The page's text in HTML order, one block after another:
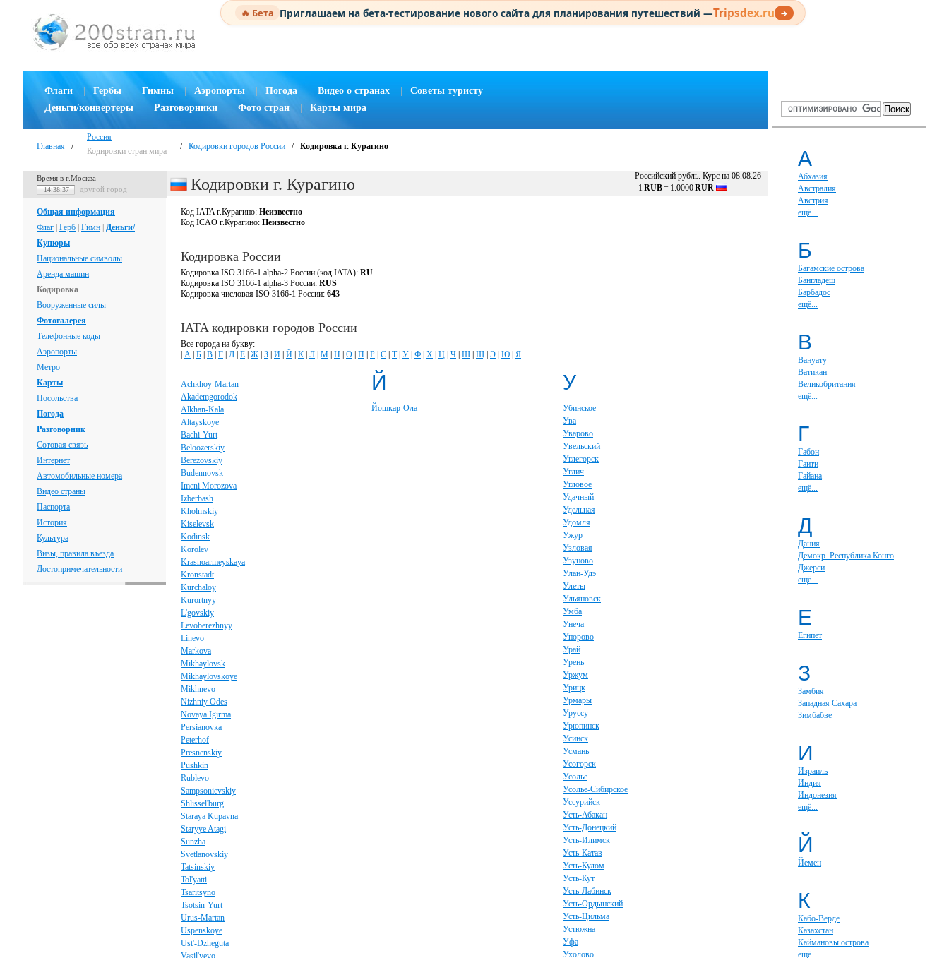
🔥 Бета Приглашаем на бета-тестирование нового сайта для планирования путешествий —Tripsdex.ru →
Флаги Гербы Гимны | Аэропорты Погода | Видео о странах
Советы туристу
Деньги/конвертеры
Разговорники Фото стран Карты мира
Главная /
Россия
Кодировки стран мира
/ Кодировки городов России / Кодировка г. Курагино
Время в г.Москва
14:38:38 другой город
Общая информация
Флаг Герб Гимн Деньги/
Купюры
Национальные символы
Аренда машин
Кодировка
Вооруженные силы
Фотогалерея
Телефонные коды
Аэропорты
Метро
Карты
Посольства
Погода
Разговорник
Сотовая связь
Интернет
Автомобильные номера
Видео страны
Паспорта
История
Культура
Визы, правила въезда
Достопримечательности
Российский рубль. Курс на 08.08.26
1 RUB= 1.0000RUR
Кодировки г. Курагино
Код IATA г.Курагино: Неизвестно
Код ICAO г.Курагино: Неизвестно
Кодировка России
Кодировка ISO 3166-1 alpha-2 России (код IATA): RU
Кодировка ISO 3166-1 alpha-3 России: RUS
Кодировка числовая ISO 3166-1 России: 643
IATA кодировки городов России
Все города на букву:
А Б В Г Д Е Ж З И Й К Л М Н О П Р С Т| У Ф Х Ц Ч Ш Щ Э Ю Я
Achkhoy-Martan
Akademgorodok
Alkhan-Kala
Altayskoye
Bachi-Yurt
Beloozerskiy
Berezovskiy
Budennovsk
Imeni Morozova
Izberbash
Kholmskiy
Kiselevsk
Kodinsk
Korolev
Krasnoarmeyskaya
Kronstadt
Kurchaloy
Kurortnyy
L'govskiy
Levoberezhnyy
Linevo
Markova
Mikhaylovsk
Mikhaylovskoye
Mikhnevo
Nizhniy Odes
Novaya Igirma
Persianovka
Peterhof
Presnenskiy
Pushkin
Rublevo
Sampsonievskiy
Shlissel'burg
Staraya Kupavna
Staryye Atagi
Sunzha
Svetlanovskiy
Tatsinskiy
Tol'yatti
Tsaritsyno
Tsotsin-Yurt
Urus-Martan
Uspenskoye
Ust'-Dzheguta
Vasil'yevo
Й
Йошкар-Ола
У
Убинское
Ува
Уварово
Увельский
Углегорск
Углич
Угловое
Удачный
Удельная
Удомля
Ужур
Узловая
Узуново
Улан-Удэ
Улеты
Ульяновск
Умба
Унеча
Упорово
Урай
Урень
Уржум
Урицк
Урмары
Уруссу
Урюпинск
Усинск
Усмань
Усогорск
Усолье
Усолье-Сибирское
Уссурийск
Усть-Абакан
Усть-Донецкий
Усть-Илимск
Усть-Катав
Усть-Кулом
Усть-Кут
Усть-Лабинск
Усть-Ордынский
Усть-Цильма
Устюжна
Уфа
Ухолово
А
Абхазия
Австралия
Австрия
ещё...
Б
Багамские острова
Бангладеш
Барбадос
ещё...
В
Вануату
Ватикан
Великобритания
ещё...
Г
Габон
Гаити
Гайана
ещё...
Д
Дания
Демокр. Республика Конго
Джерси
ещё...
Е
Египет
З
Замбия
Западная Сахара
Зимбабве
И
Израиль
Индия
Индонезия
ещё...
Й
Йемен
К
Кабо-Верде
Казахстан
Каймановы острова
ещё...